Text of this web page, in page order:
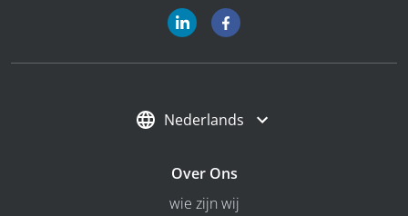
Nederlands
Over Ons
wie zijn wij